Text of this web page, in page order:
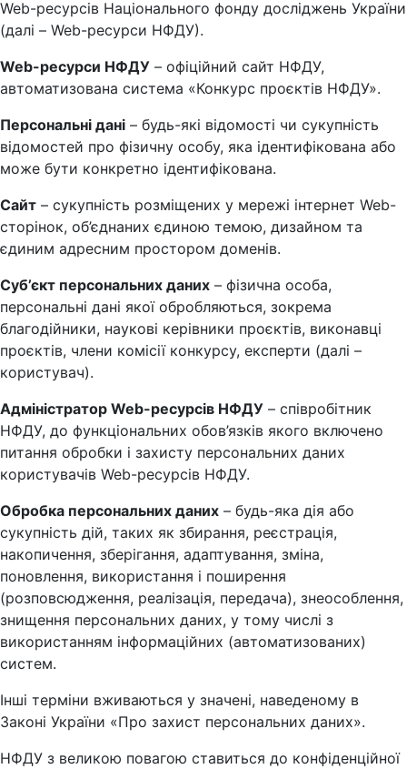
Web-ресурсів Національного фонду досліджень України
(далі – Web-ресурси НФДУ).
Web-ресурси НФДУ – офіційний сайт НФДУ,
автоматизована система «Конкурс проєктів НФДУ».
Персональні дані – будь-які відомості чи сукупність
відомостей про фізичну особу, яка ідентифікована або
може бути конкретно ідентифікована.
Сайт – сукупність розміщених у мережі інтернет Web-
сторінок, об’єднаних єдиною темою, дизайном та
єдиним адресним простором доменів.
Суб’єкт персональних даних – фізична особа,
персональні дані якої обробляються, зокрема
благодійники, наукові керівники проєктів, виконавці
проєктів, члени комісії конкурсу, експерти (далі –
користувач).
Адміністратор Web-ресурсів НФДУ – співробітник
НФДУ, до функціональних обов’язків якого включено
питання обробки і захисту персональних даних
користувачів Web-ресурсів НФДУ.
Обробка персональних даних – будь-яка дія або
сукупність дій, таких як збирання, реєстрація,
накопичення, зберігання, адаптування, зміна,
поновлення, використання і поширення
(розповсюдження, реалізація, передача), знеособлення,
знищення персональних даних, у тому числі з
використанням інформаційних (автоматизованих)
систем.
Інші терміни вживаються у значені, наведеному в
Законі України «Про захист персональних даних».
НФДУ з великою повагою ставиться до конфіденційної